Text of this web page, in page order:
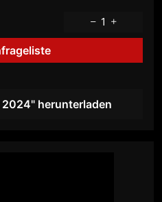
1
2024" herunterladen